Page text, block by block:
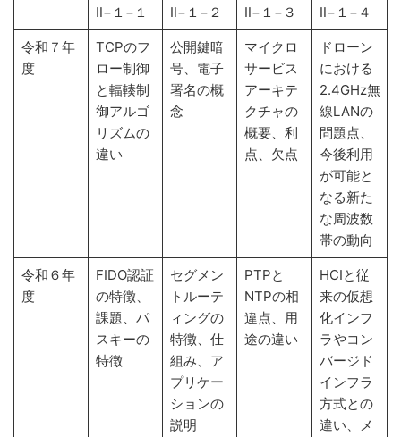
Ⅱ−１−１
Ⅱ−１−２
Ⅱ−１−３
Ⅱ−１−４
令和７年
度
TCPのフ
ロー制御
と輻輳制
御アルゴ
リズムの
違い
公開鍵暗
号、電子
署名の概
念
マイクロ
サービス
アーキテ
クチャの
概要、利
点、欠点
ドローン
における
2.4GHz無
線LANの
問題点、
今後利用
が可能と
なる新た
な周波数
帯の動向
令和６年
度
FIDO認証
の特徴、
課題、パ
スキーの
特徴
セグメン
トルーテ
ィングの
特徴、仕
組み、ア
プリケー
ションの
説明
PTPと
NTPの相
違点、用
途の違い
HCIと従
来の仮想
化インフ
ラやコン
バージド
インフラ
方式との
違い、メ